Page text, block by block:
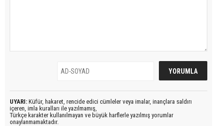
UYARI: Küfür, hakaret, rencide edici cümleler veya imalar, inançlara saldırı
içeren, imla kuralları ile yazılmamış,
Türkçe karakter kullanılmayan ve büyük harflerle yazılmış yorumlar
onaylanmamaktadır.